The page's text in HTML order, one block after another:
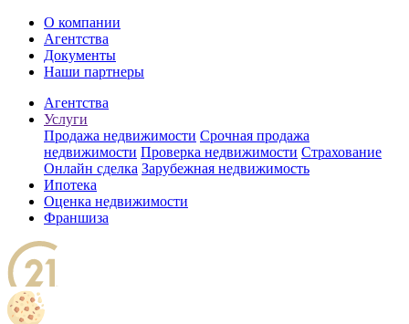
О компании
Агентства
Документы
Наши партнеры
Агентства
Услуги
Продажа недвижимости Срочная продажа
недвижимости Проверка недвижимости Страхование
Онлайн сделка Зарубежная недвижимость
Ипотека
Оценка недвижимости
Франшиза